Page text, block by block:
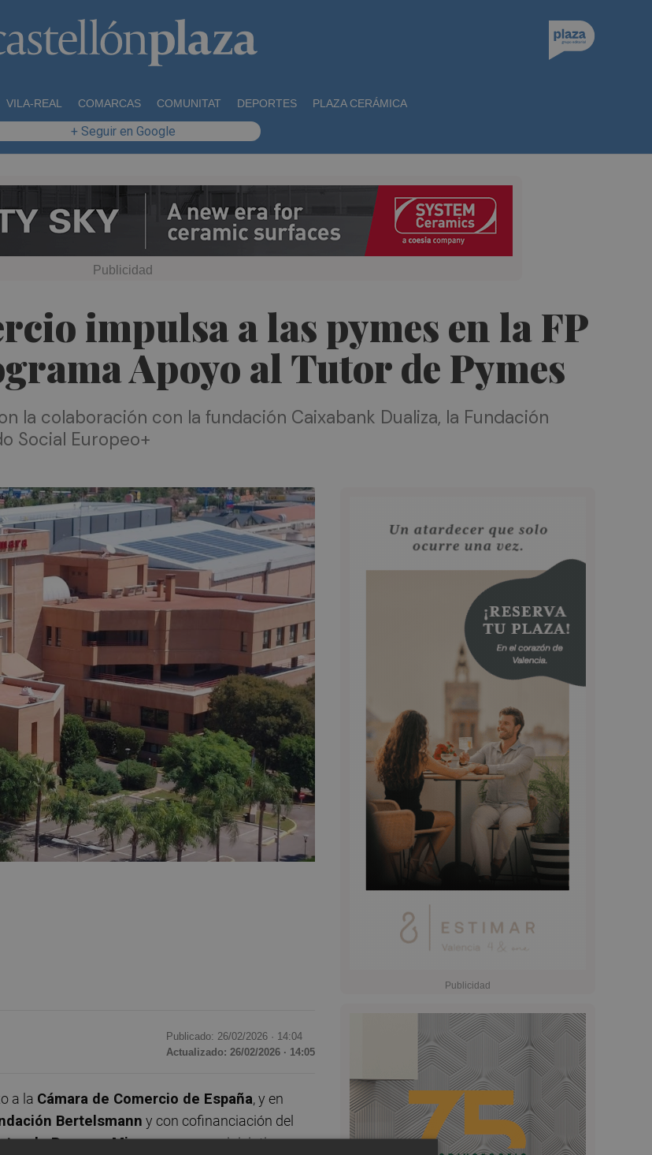
VILA-REAL COMARCAS COMUNITAT DEPORTES PLAZA CERÁMICA
+ Seguir en Google
impulsa a las pymes en la FP
Apoyo al Tutor de Pymes
la colaboración con la fundación Caixabank Dualiza, la Fundación
Social Europeo+
Publicado: 26/02/2026 · 14:04
Actualizado: 26/02/2026 · 14:05
a la Cámara de Comercio de España, y en
Bertelsmann y con cofinanciación del
de Pymes y Micropymes, una iniciativa